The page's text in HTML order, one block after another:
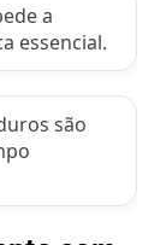
a
essencial.
são